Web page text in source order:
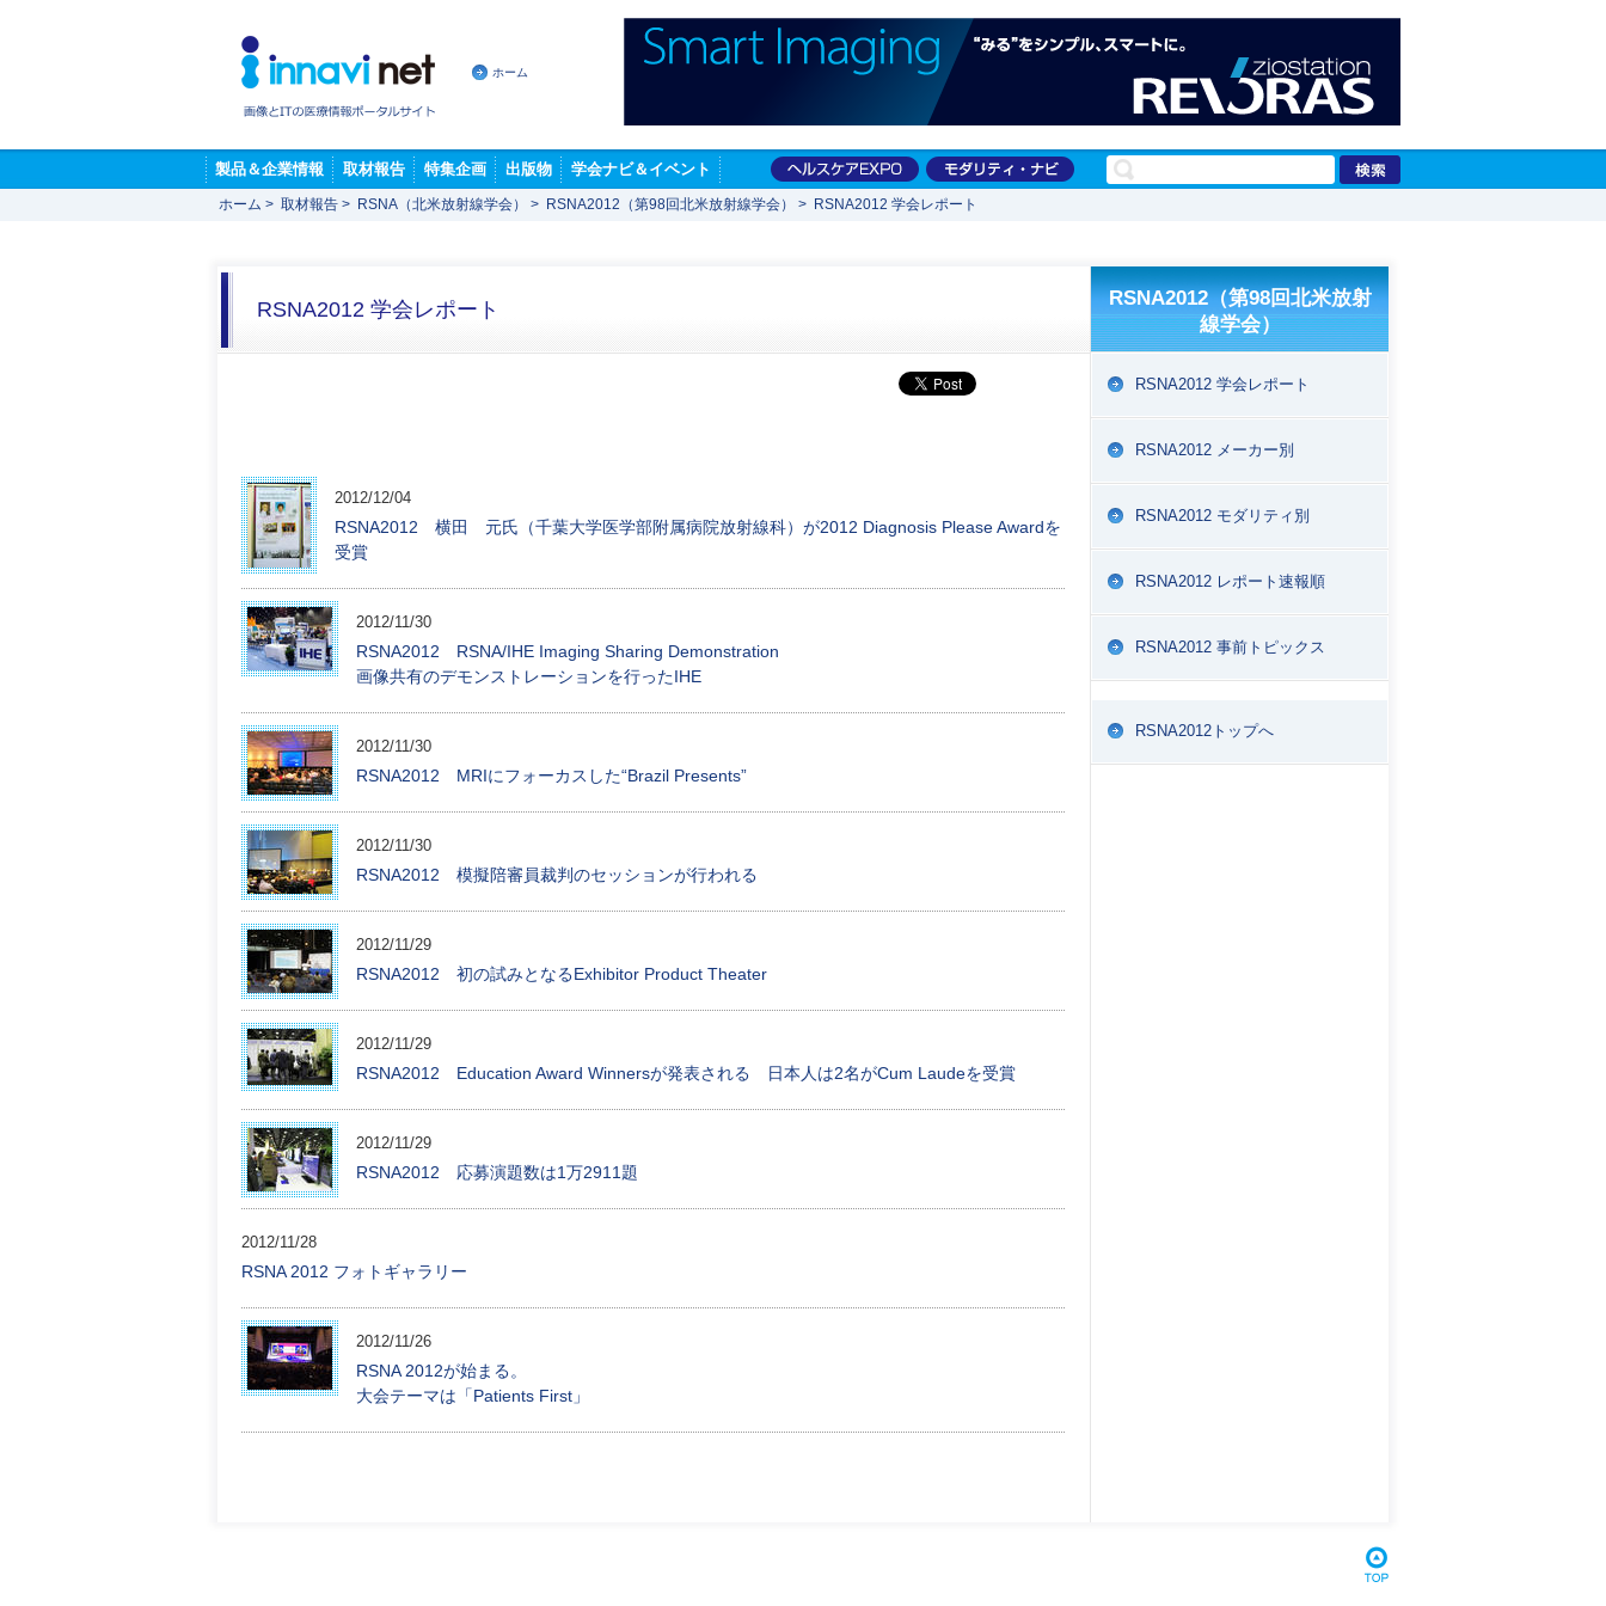
ホーム
製品＆企業情報 取材報告 特集企画 出版物 学会ナビ＆イベント
ホーム > 取材報告 > RSNA（北米放射線学会） > RSNA2012（第98回北米放射線学会） > RSNA2012 学会レポート
RSNA2012 学会レポート
2012/12/04
RSNA2012 横田 元氏（千葉大学医学部附属病院放射線科）が2012 Diagnosis Please Awardを
受賞
2012/11/30
RSNA2012 RSNA/IHE Imaging Sharing Demonstration
画像共有のデモンストレーションを行ったIHE
2012/11/30
RSNA2012 MRIにフォーカスした“Brazil Presents”
2012/11/30
RSNA2012 模擬陪審員裁判のセッションが行われる
2012/11/29
RSNA2012 初の試みとなるExhibitor Product Theater
2012/11/29
RSNA2012 Education Award Winnersが発表される 日本人は2名がCum Laudeを受賞
2012/11/29
RSNA2012 応募演題数は1万2911題
2012/11/28
RSNA 2012 フォトギャラリー
2012/11/26
RSNA 2012が始まる。
大会テーマは「Patients First」
RSNA2012（第98回北米放射
線学会）
RSNA2012 学会レポート
RSNA2012 メーカー別
RSNA2012 モダリティ別
RSNA2012 レポート速報順
RSNA2012 事前トピックス
RSNA2012トップへ